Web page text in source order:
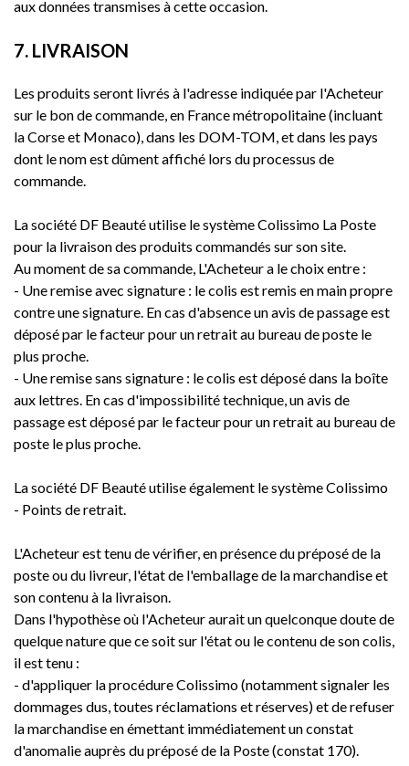
aux données transmises à cette occasion.
7. LIVRAISON
Les produits seront livrés à l'adresse indiquée par l'Acheteur
sur le bon de commande, en France métropolitaine (incluant
la Corse et Monaco), dans les DOM-TOM, et dans les pays
dont le nom est dûment affiché lors du processus de
commande.
La société DF Beauté utilise le système Colissimo La Poste
pour la livraison des produits commandés sur son site.
Au moment de sa commande, L'Acheteur a le choix entre :
- Une remise avec signature : le colis est remis en main propre
contre une signature. En cas d'absence un avis de passage est
déposé par le facteur pour un retrait au bureau de poste le
plus proche.
- Une remise sans signature : le colis est déposé dans la boîte
aux lettres. En cas d'impossibilité technique, un avis de
passage est déposé par le facteur pour un retrait au bureau de
poste le plus proche.
La société DF Beauté utilise également le système Colissimo
- Points de retrait.
L'Acheteur est tenu de vérifier, en présence du préposé de la
poste ou du livreur, l'état de l'emballage de la marchandise et
son contenu à la livraison.
Dans l'hypothèse où l'Acheteur aurait un quelconque doute de
quelque nature que ce soit sur l'état ou le contenu de son colis,
il est tenu :
- d'appliquer la procédure Colissimo (notamment signaler les
dommages dus, toutes réclamations et réserves) et de refuser
la marchandise en émettant immédiatement un constat
d'anomalie auprès du préposé de la Poste (constat 170).